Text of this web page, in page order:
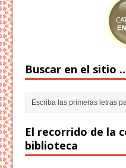
Buscar en el sitio
El recorrido de la
biblioteca